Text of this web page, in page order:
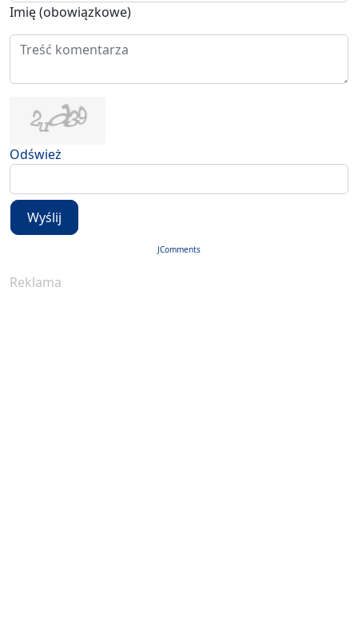
Imię (obowiązkowe)
Odśwież
Wyślij
JComments
Reklama